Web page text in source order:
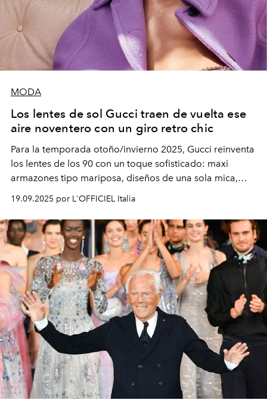
MODA
Los lentes de sol Gucci traen de vuelta ese
aire noventero con un giro retro chic
Para la temporada otoño/invierno 2025, Gucci reinventa
los lentes de los 90 con un toque sofisticado: maxi
armazones tipo mariposa, diseños de una sola mica,
modelos metálicos ovalados con vibra vintage y
elegantes monturas de acetato graduadas. ¿El detalle
que nunca pierde vigencia? La icónica doble G.
19.09.2025 por L'OFFICIEL Italia